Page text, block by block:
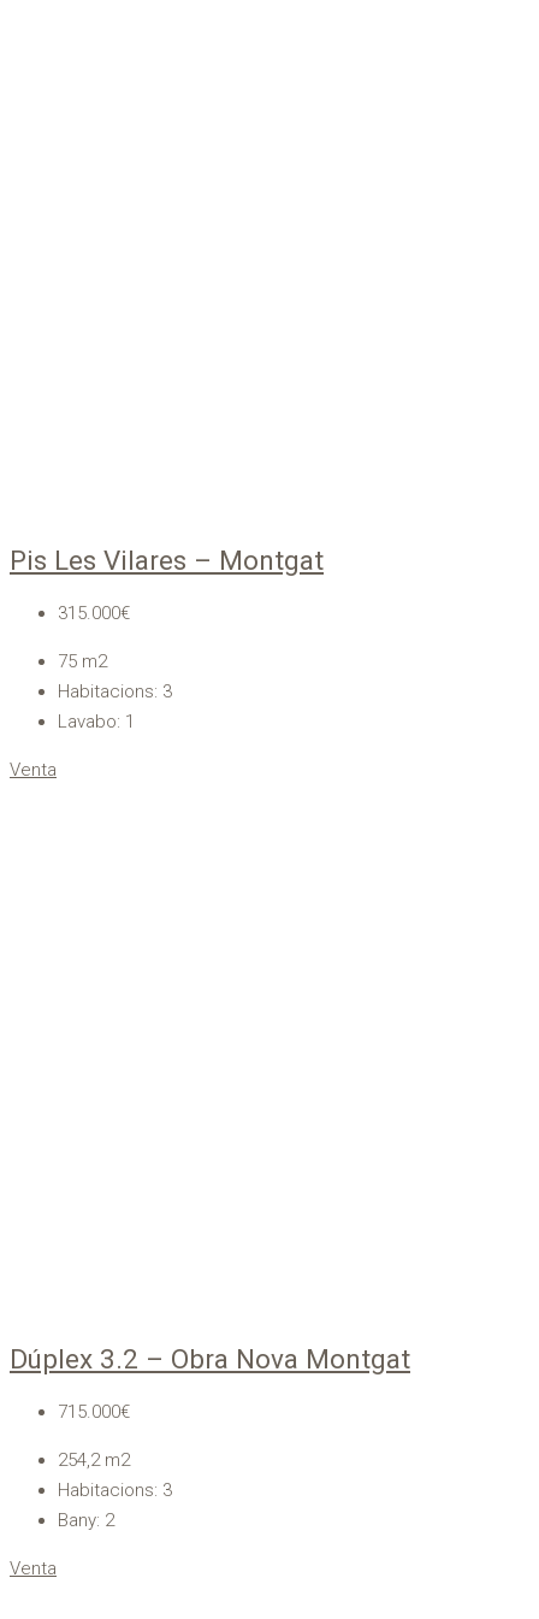
Pis Les Vilares – Montgat
315.000€
75 m2
Habitacions: 3
Lavabo: 1
Venta
Dúplex 3.2 – Obra Nova Montgat
715.000€
254,2 m2
Habitacions: 3
Bany: 2
Venta